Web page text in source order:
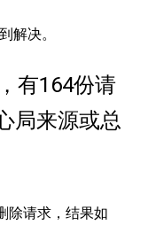
解决。
有164份请
局来源或总
除请求，结果如